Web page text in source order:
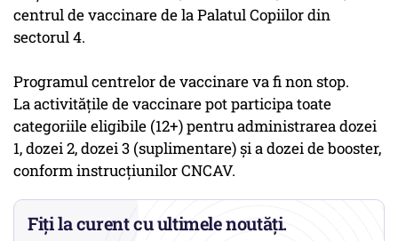
centrul de vaccinare de la Palatul Copiilor din
sectorul 4.
Programul centrelor de vaccinare va fi non stop.
La activitățile de vaccinare pot participa toate
categoriile eligibile (12+) pentru administrarea dozei
1, dozei 2, dozei 3 (suplimentare) și a dozei de booster,
conform instrucțiunilor CNCAV.
Fiți la curent cu ultimele noutăți.